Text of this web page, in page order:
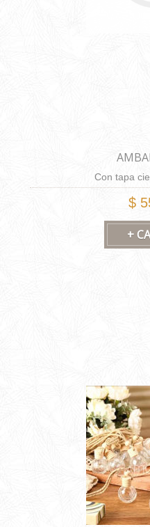
Con tapa
$